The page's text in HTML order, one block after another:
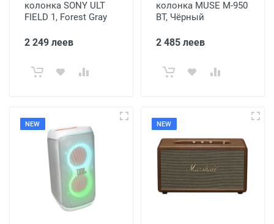
колонка SONY ULT
FIELD 1, Forest Gray
2 249 леев
колонка MUSE M-950
BT, Чёрный
2 485 леев
NEW NEW